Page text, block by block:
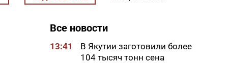
Все новости
13:41
В Якутии заготовили более
104 тысяч тонн сена